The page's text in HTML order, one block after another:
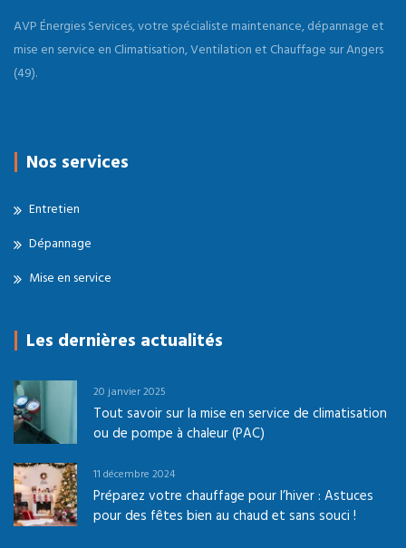
AVP Énergies Services, votre spécialiste maintenance, dépannage et
mise en service en Climatisation, Ventilation et Chauffage sur Angers
(49).
Nos services
Entretien
Dépannage
Mise en service
Les dernières actualités
20 janvier 2025
Tout savoir sur la mise en service de climatisation
ou de pompe à chaleur (PAC)
11 décembre 2024
Préparez votre chauffage pour l’hiver : Astuces
pour des fêtes bien au chaud et sans souci !